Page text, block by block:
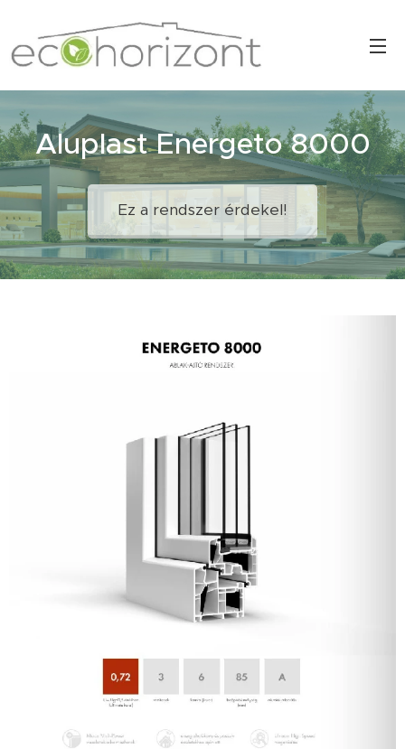
Aluplast Energeto 8000
Ez a rendszer érdekel!